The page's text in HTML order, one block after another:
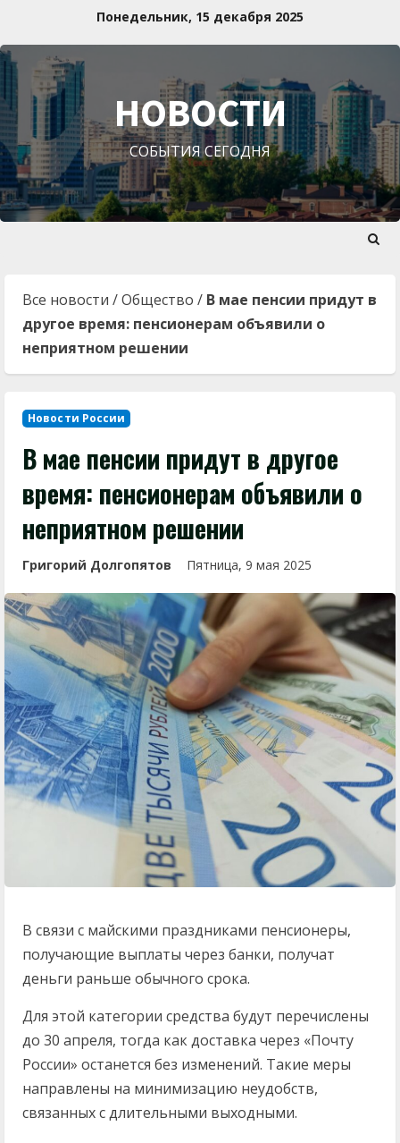
содержимому
Понедельник, 15 декабря 2025
НОВОСТИ
СОБЫТИЯ СЕГОДНЯ
Все новости /Общество / В мае пенсии придут в
другое время: пенсионерам объявили о
неприятном решении
Новости России
В мае пенсии придут в другое
время: пенсионерам объявили о
неприятном решении
Григорий Долгопятов Пятница, 9 мая 2025
В связи с майскими праздниками пенсионеры,
получающие выплаты через банки, получат
деньги раньше обычного срока.
Для этой категории средства будут перечислены
до 30 апреля, тогда как доставка через «Почту
России» останется без изменений. Такие меры
направлены на минимизацию неудобств,
связанных с длительными выходными.